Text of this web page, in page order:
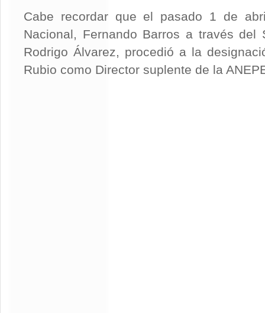
Cabe recordar que el pasado 1 de
Nacional, Fernando Barros a través del
Rodrigo Álvarez, procedió a la
Rubio como Director suplente de la